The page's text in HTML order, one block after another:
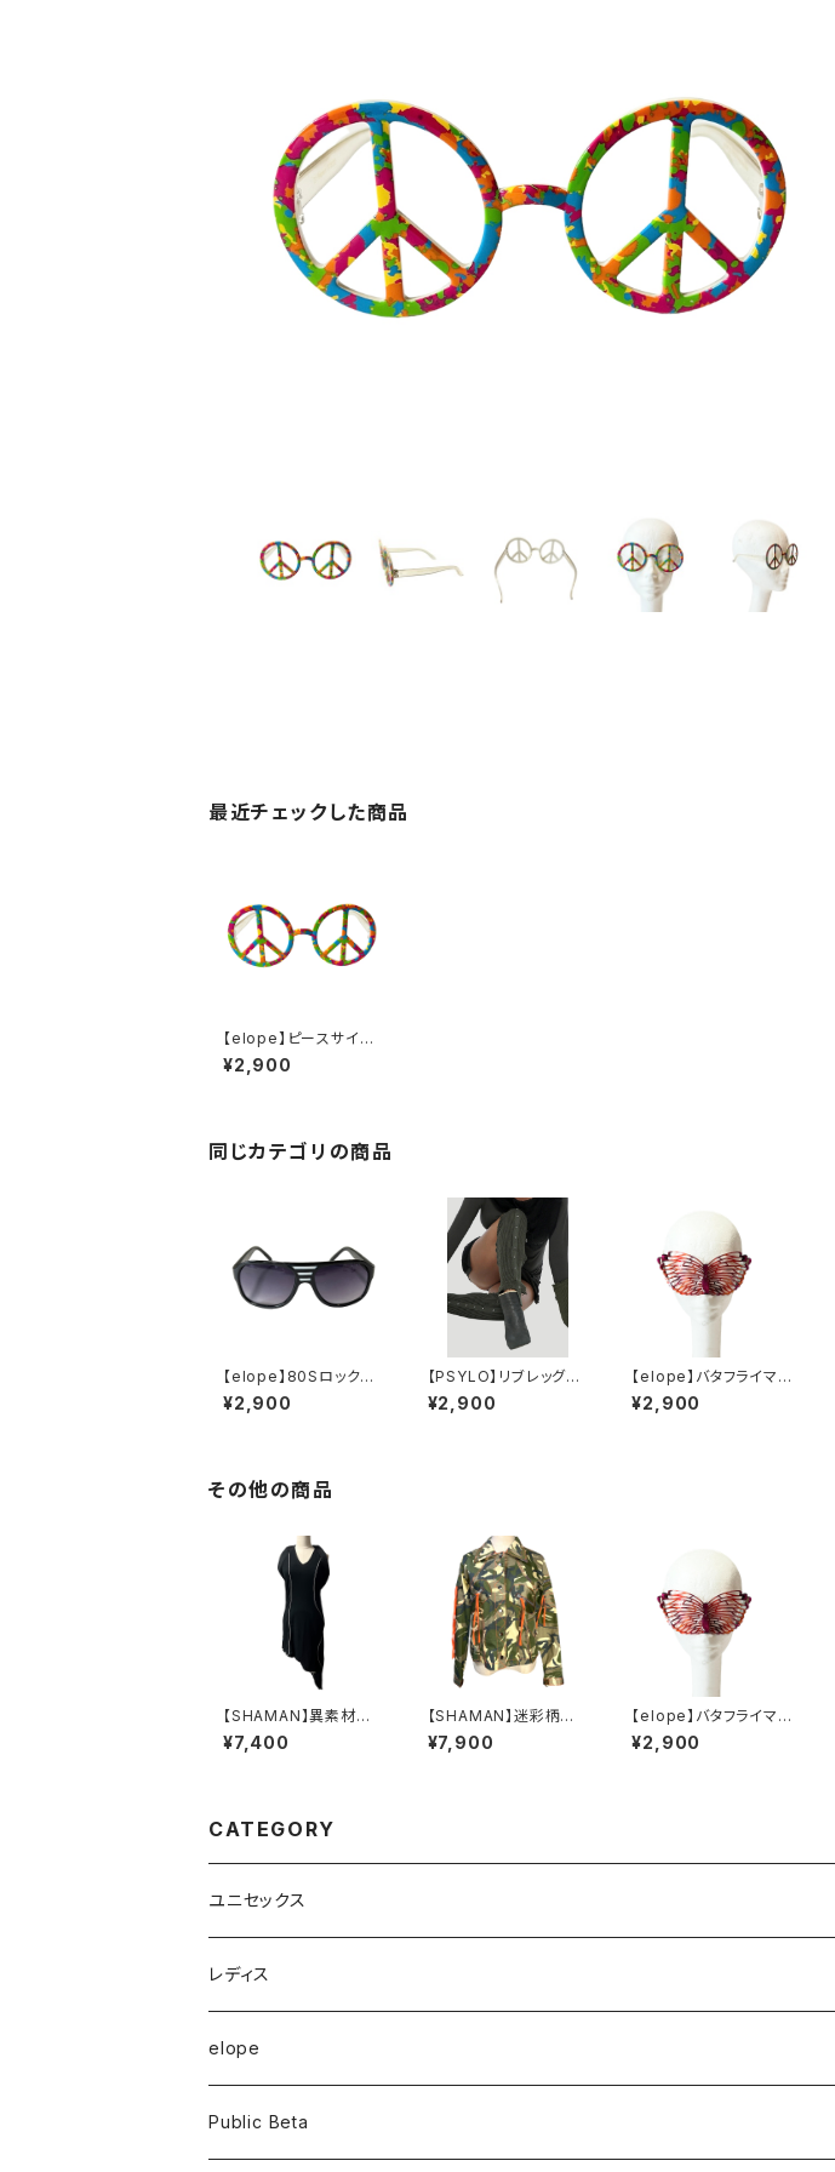
最近チェックした商品
【elope】ピースサイン・
サイケデリック サイケ
な伊達メガネ
¥2,900
同じカテゴリの商品
【elope】80Sロックサ
ングラス（JACKSON/B
K）
¥2,900
【PSYLO】リブレッグウ
ォーマー＊Long Ribb
ed Legwarmer
¥2,900
【elope】バタフライマス
ク（ORANGE/PURPL
E）
¥2,900
その他の商品
【SHAMAN】異素材ホ
ルターネックドレス
¥7,400
【SHAMAN】迷彩柄ジ
ャケット
¥7,900
【elope】バタフライマス
ク（ORANGE/PURPL
E）
¥2,900
CATEGORY
ユニセックス
半袖Tシャツ
長袖Tシャツ
フーディー
レディス
トップス
ボトム
elope
Public Beta